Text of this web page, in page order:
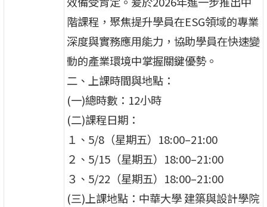
階課程，聚焦提升學員在ESG領域的專業
深度與實務應用能力，協助學員在快速變
動的產業環境中掌握關鍵優勢。
二、上課時間與地點：
(一)總時數：12小時
(二)課程日期：
１、5/8（星期五）18:00–21:00
２、5/15（星期五）18:00–21:00
３、5/22（星期五）18:00–21:00
(三)上課地點：中華大學 建築與設計學院